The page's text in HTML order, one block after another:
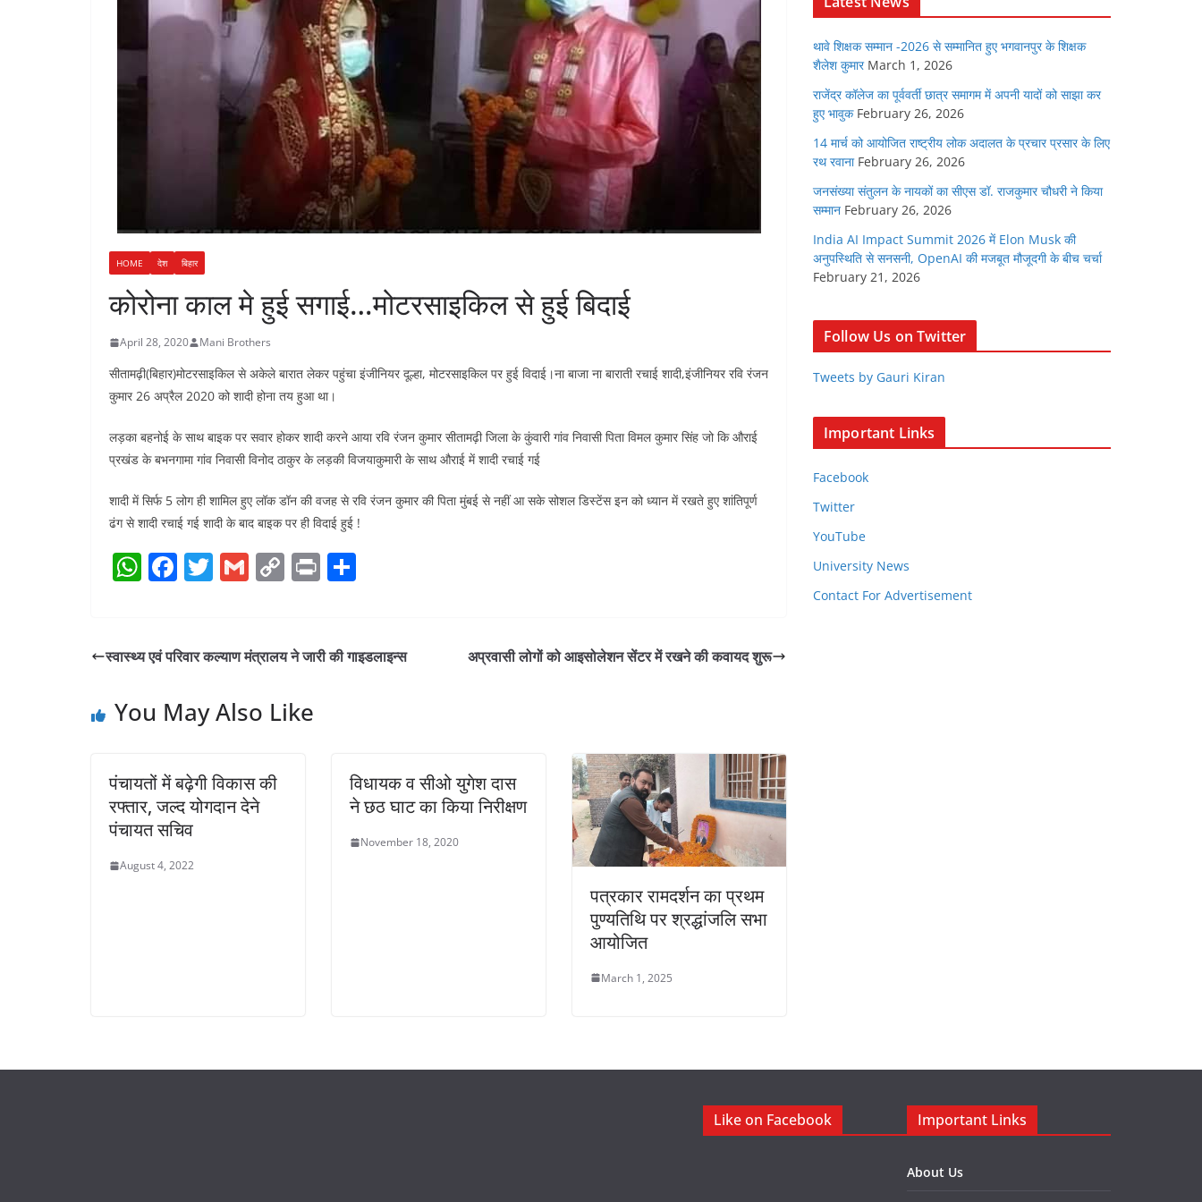
HOME देश बिहार
कोरोना काल मे हुई सगाई…मोटरसाइकिल से हुई बिदाई
April 28, 2020 Mani Brothers
सीतामढ़ी(बिहार)मोटरसाइकिल से अकेले बारात लेकर पहुंचा इंजीनियर दूल्हा, मोटरसाइकिल पर हुई विदाई।ना बाजा ना बाराती रचाई शादी,इंजीनियर रवि रंजन
कुमार 26 अप्रैल 2020 को शादी होना तय हुआ था।
लड़का बहनोई के साथ बाइक पर सवार होकर शादी करने आया रवि रंजन कुमार सीतामढ़ी जिला के कुंवारी गांव निवासी पिता विमल कुमार सिंह जो कि औराई
प्रखंड के बभनगामा गांव निवासी विनोद ठाकुर के लड़की विजयाकुमारी के साथ औराई में शादी रचाई गई
शादी में सिर्फ 5 लोग ही शामिल हुए लॉक डॉन की वजह से रवि रंजन कुमार की पिता मुंबई से नहीं आ सके सोशल डिस्टेंस इन को ध्यान में रखते हुए शांतिपूर्ण
ढंग से शादी रचाई गई शादी के बाद बाइक पर ही विदाई हुई !
W
s
p
F
e
o
k
T
er
G
l
C
y
n
Pr
e
स्वास्थ्य एवं परिवार कल्याण मंत्रालय ने जारी की गाइडलाइन्स अप्रवासी लोगों को आइसोलेशन सेंटर में रखने की कवायद शुरू
You May Also Like
पंचायतों में बढ़ेगी विकास की
रफ्तार, जल्द योगदान देने
पंचायत सचिव
August 4, 2022
विधायक व सीओ युगेश दास
ने छठ घाट का किया निरीक्षण
November 18, 2020
पत्रकार रामदर्शन का प्रथम
पुण्यतिथि पर श्रद्धांजलि सभा
आयोजित
March 1, 2025
थावे शिक्षक सम्मान -2026 से सम्मानित हुए भगवानपुर के शिक्षक
शैलेश कुमार March 1, 2026
राजेंद्र कॉलेज का पूर्ववर्ती छात्र समागम में अपनी यादों को साझा कर
हुए भावुक February 26, 2026
14 मार्च को आयोजित राष्ट्रीय लोक अदालत के प्रचार प्रसार के लिए
रथ रवाना February 26, 2026
जनसंख्या संतुलन के नायकों का सीएस डॉ. राजकुमार चौधरी ने किया
सम्मान February 26, 2026
India AI Impact Summit 2026 में Elon Musk की
अनुपस्थिति से सनसनी, OpenAI की मजबूत मौजूदगी के बीच चर्चा
February 21, 2026
Follow Us on Twitter
Tweets by Gauri Kiran
Important Links
Facebook
Twitter
YouTube
University News
Contact For Advertisement
Like on Facebook Important Links
About Us